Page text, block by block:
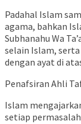
Padahal Islam
agama, bahkan
Subhanahu Wa
selain Islam,
dengan ayat di
Penafsiran Ahli
Islam
setiap